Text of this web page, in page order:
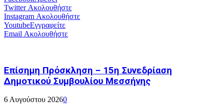
TwitterΑκολουθήστε
Instagram Ακολουθήστε
YoutubeΕγγραφείτε
Email Ακολουθήστε
Επίσημη Πρόσκληση – 15η Συνεδρίαση
Δημοτικού Συμβουλίου Μεσσήνης
6 Αυγούστου 20260